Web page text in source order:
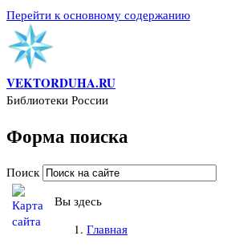
Перейти к основному содержанию
VEKTORDUHA.RU
Библиотеки России
Форма поиска
Поиск
Вы здесь
Главная